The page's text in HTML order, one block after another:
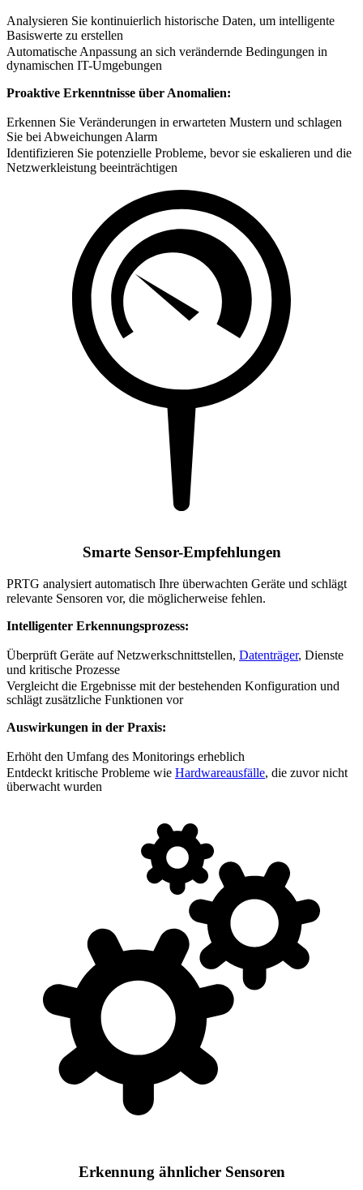
Analysieren Sie kontinuierlich historische Daten, um intelligente
Basiswerte zu erstellen
Automatische Anpassung an sich verändernde Bedingungen in
dynamischen IT-Umgebungen
Proaktive Erkenntnisse über Anomalien:
Erkennen Sie Veränderungen in erwarteten Mustern und schlagen
Sie bei Abweichungen Alarm
Identifizieren Sie potenzielle Probleme, bevor sie eskalieren und die
Netzwerkleistung beeinträchtigen
Smarte Sensor-Empfehlungen
PRTG analysiert automatisch Ihre überwachten Geräte und schlägt
relevante Sensoren vor, die möglicherweise fehlen.
Intelligenter Erkennungsprozess:
Überprüft Geräte auf Netzwerkschnittstellen, Datenträger, Dienste
und kritische Prozesse
Vergleicht die Ergebnisse mit der bestehenden Konfiguration und
schlägt zusätzliche Funktionen vor
Auswirkungen in der Praxis:
Erhöht den Umfang des Monitorings erheblich
Entdeckt kritische Probleme wie Hardwareausfälle, die zuvor nicht
überwacht wurden
Erkennung ähnlicher Sensoren